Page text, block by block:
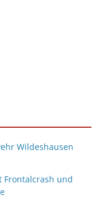
Wildeshausen
Frontalcrash und